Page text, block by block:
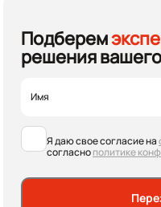
Подберем
решения
Я даю свое согласие на
согласнополитике